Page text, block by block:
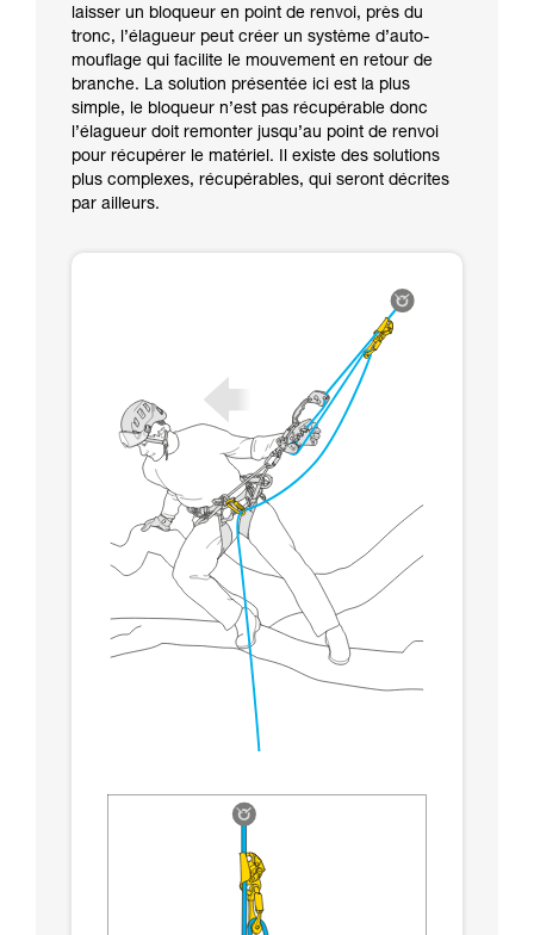
laisser un bloqueur en point de renvoi, près du
tronc, l’élagueur peut créer un système d’auto-
mouflage qui facilite le mouvement en retour de
branche. La solution présentée ici est la plus
simple, le bloqueur n’est pas récupérable donc
l’élagueur doit remonter jusqu’au point de renvoi
pour récupérer le matériel. Il existe des solutions
plus complexes, récupérables, qui seront décrites
par ailleurs.